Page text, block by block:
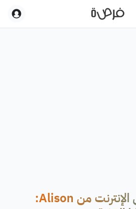
دورة مجانية على الإنترنت من Alison: